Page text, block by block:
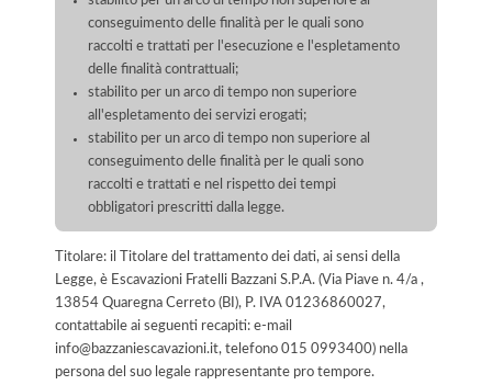
conseguimento delle finalità per le quali sono
raccolti e trattati per l'esecuzione e l'espletamento
delle finalità contrattuali;
stabilito per un arco di tempo non superiore
all'espletamento dei servizi erogati;
stabilito per un arco di tempo non superiore al
conseguimento delle finalità per le quali sono
raccolti e trattati e nel rispetto dei tempi
obbligatori prescritti dalla legge.
Titolare: il Titolare del trattamento dei dati, ai sensi della
Legge, è Escavazioni Fratelli Bazzani S.P.A. (Via Piave n. 4/a ,
13854 Quaregna Cerreto (BI), P. IVA 01236860027,
contattabile ai seguenti recapiti: e-mail
info@bazzaniescavazioni.it, telefono 015 0993400) nella
persona del suo legale rappresentante pro tempore.